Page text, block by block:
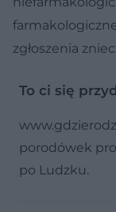
zgłoszenia
To ci się
porodówek
po Ludzku.